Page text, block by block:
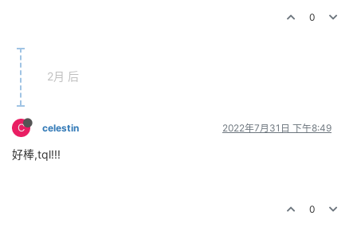
0
2月 后
C celestin 2022年7月31日 下午8:49
好棒,tql!!!
0